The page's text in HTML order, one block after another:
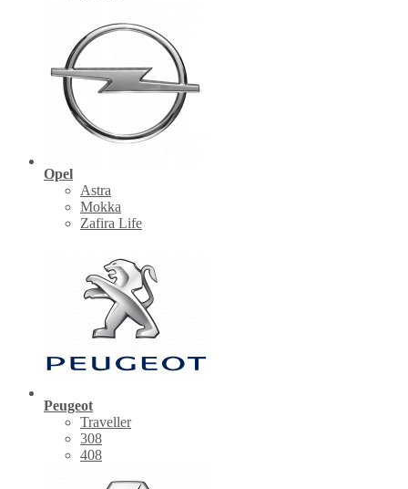
Opel
Astra
Mokka
Zafira Life
Peugeot
Traveller
308
408